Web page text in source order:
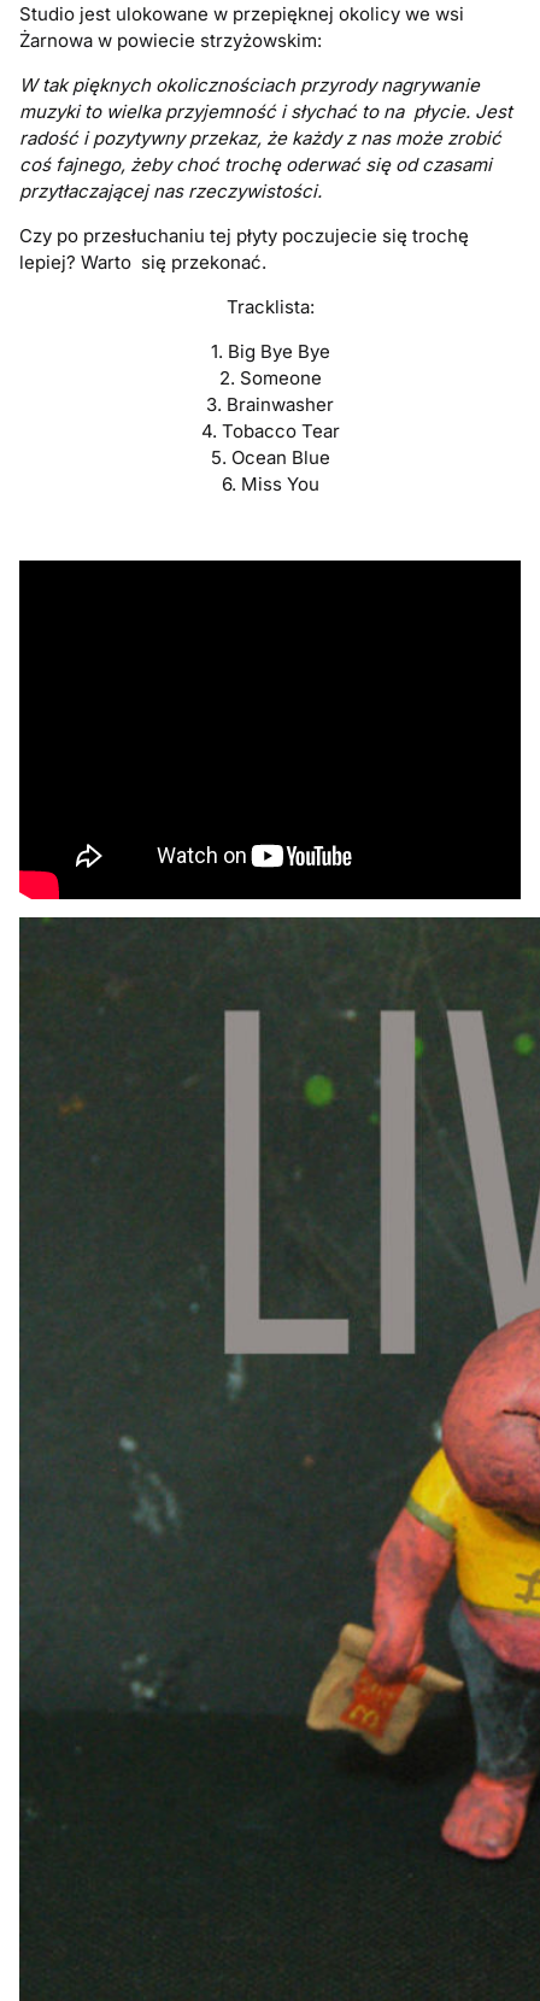
Studio jest ulokowane w przepięknej okolicy we wsi
Żarnowa w powiecie strzyżowskim:
W tak pięknych okolicznościach przyrody nagrywanie
muzyki to wielka przyjemność i słychać to na płycie. Jest
radość i pozytywny przekaz, że każdy z nas może zrobić
coś fajnego, żeby choć trochę oderwać się od czasami
przytłaczającej nas rzeczywistości.
Czy po przesłuchaniu tej płyty poczujecie się trochę
lepiej? Warto się przekonać.
Tracklista:
1. Big Bye Bye
2. Someone
3. Brainwasher
4. Tobacco Tear
5. Ocean Blue
6. Miss You